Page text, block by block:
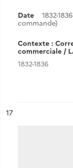
Date 1832-1836
commande)
Contexte :
commerciale /
1832-1836
n°
17